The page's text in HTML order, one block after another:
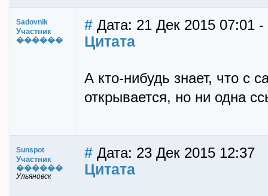
Sadovnik
Участник
������
# Дата: 21 Дек 2015 07:01
Цитата
А кто-нибудь знает, что с
открывается, но ни одна
Sunspot
Участник
������
Ульяновск
# Дата: 23 Дек 2015 12:37
Цитата